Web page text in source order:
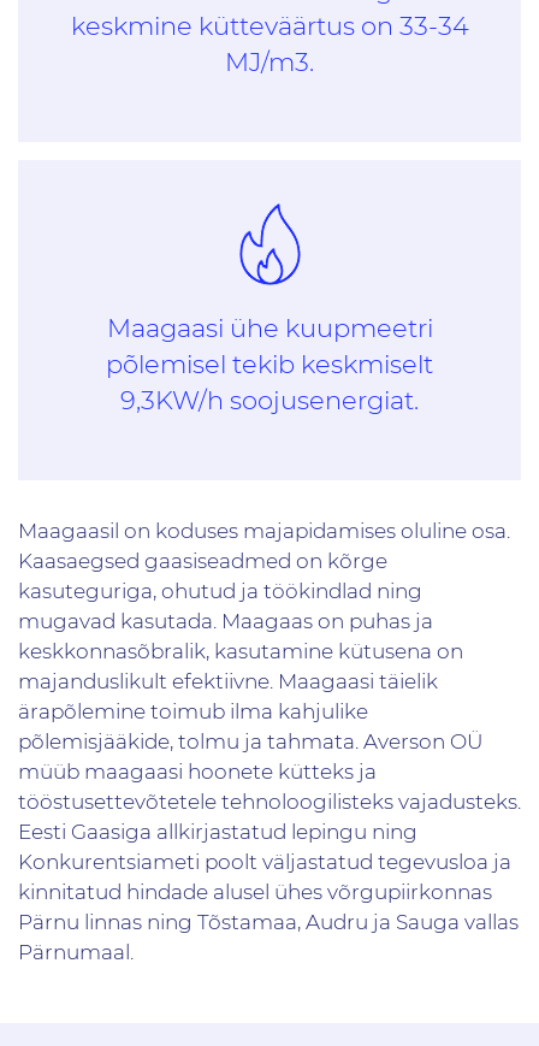
keskmine kütteväärtus on 33-34
MJ/m3.
Maagaasi ühe kuupmeetri
põlemisel tekib keskmiselt
9,3KW/h soojusenergiat.
Maagaasil on koduses majapidamises oluline osa.
Kaasaegsed gaasiseadmed on kõrge
kasuteguriga, ohutud ja töökindlad ning
mugavad kasutada. Maagaas on puhas ja
keskkonnasõbralik, kasutamine kütusena on
majanduslikult efektiivne. Maagaasi täielik
ärapõlemine toimub ilma kahjulike
põlemisjääkide, tolmu ja tahmata. Averson OÜ
müüb maagaasi hoonete kütteks ja
tööstusettevõtetele tehnoloogilisteks vajadusteks.
Eesti Gaasiga allkirjastatud lepingu ning
Konkurentsiameti poolt väljastatud tegevusloa ja
kinnitatud hindade alusel ühes võrgupiirkonnas
Pärnu linnas ning Tõstamaa, Audru ja Sauga vallas
Pärnumaal.